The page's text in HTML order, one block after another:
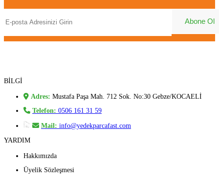
BİLGİ
Adres: Mustafa Paşa Mah. 712 Sok. No:30 Gebze/KOCAELİ
Telefon: 0506 161 31 59
Mail: info@yedekparcafast.com
YARDIM
Hakkımızda
Üyelik Sözleşmesi